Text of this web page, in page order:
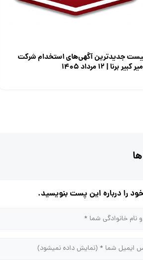
جدیدترین آگهی‌های استخدام شرکت
کبیر برنا | ۱۲ مرداد ۱۴۰۵
را درباره این پست بنویسید.